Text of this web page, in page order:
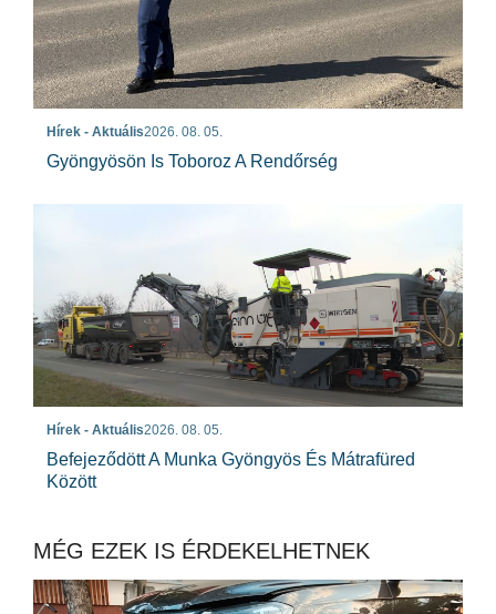
Hírek - Aktuális2026. 08. 05.
Gyöngyösön Is Toboroz A Rendőrség
Hírek - Aktuális2026. 08. 05.
Befejeződött A Munka Gyöngyös És Mátrafüred
Között
MÉG EZEK IS ÉRDEKELHETNEK